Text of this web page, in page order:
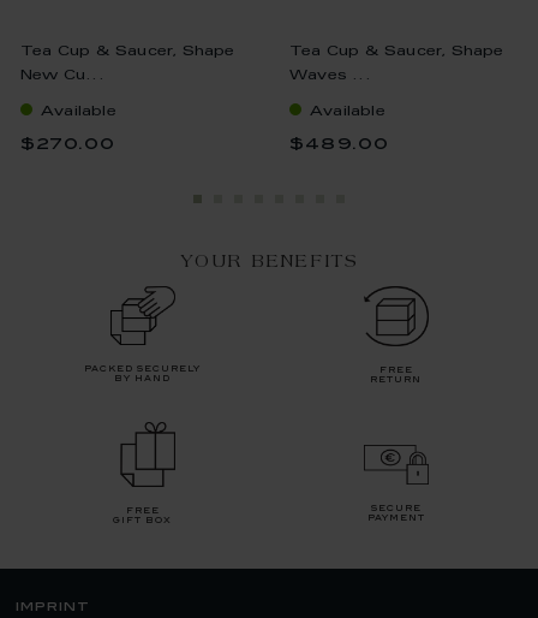
Tea Cup & Saucer, Shape
New Cu...
Available
$270.00
Tea Cup & Saucer, Shape
Waves ...
Available
$489.00
YOUR BENEFITS
packed securely
by hand
free
return
free
gift box
secure
payment
imprint